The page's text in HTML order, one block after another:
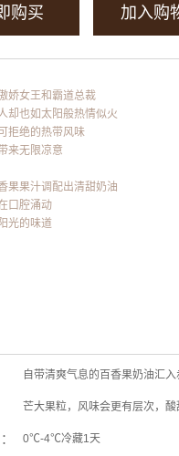
购买 加入购
娇女王和霸道总裁
却也如太阳般热情似火
拒绝的热带风味
来无限凉意
果果汁调配出清甜奶油
口腔涌动
光的味道
自带清爽气息的百香果奶油汇
芒大果粒，风味会更有层次，
0℃-4℃冷藏1天